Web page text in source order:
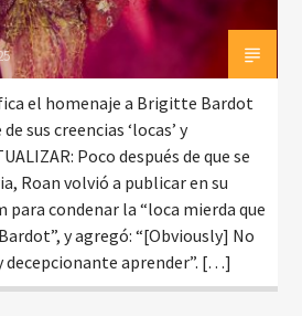
el homenaje a Brigitte Bardot
sus creencias ‘locas’ y
Poco después de que se
Roan volvió a publicar en su
condenar la “loca mierda que
y agregó: “[Obviously] No
decepcionante aprender”. […]